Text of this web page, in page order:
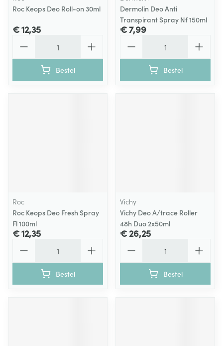
Roc Keops Deo Roll-on 30ml
€ 12,35
Bestel
Dermolin Deo Anti
Transpirant Spray Nf 150ml
€ 7,99
Bestel
Roc
Roc Keops Deo Fresh Spray
Fl 100ml
€ 12,35
Bestel
Vichy
Vichy Deo A/trace Roller
48h Duo 2x50ml
€ 26,25
Bestel